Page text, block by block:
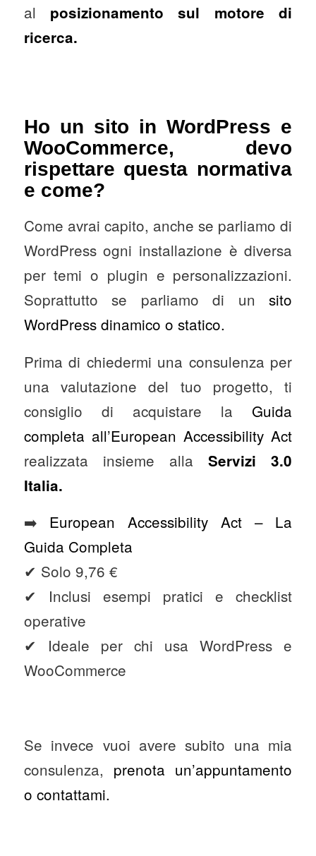
al posizionamento sul motore di
ricerca.
Ho un sito in WordPress e
WooCommerce, devo
rispettare questa normativa
e come?
Come avrai capito, anche se parliamo di
WordPress ogni installazione è diversa
per temi o plugin e personalizzazioni.
Soprattutto se parliamo di unsito
WordPress dinamico o statico.
Prima di chiedermi una consulenza per
una valutazione del tuo progetto, ti
consiglio di acquistare la Guida
completa all’European Accessibility Act
realizzata insieme allaServizi 3.0
Italia.
➡️ European Accessibility Act – La
Guida Completa
✔ Solo 9,76 €
✔ Inclusi esempi pratici e checklist
operative
✔ Ideale per chi usa WordPress e
WooCommerce
Se invece vuoi avere subito una mia
consulenza, prenota un’appuntamento
o contattami.